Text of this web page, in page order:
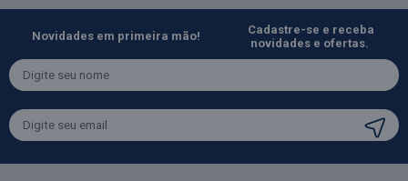
Novidades em primeira mão!
Cadastre-se e receba
novidades e ofertas.